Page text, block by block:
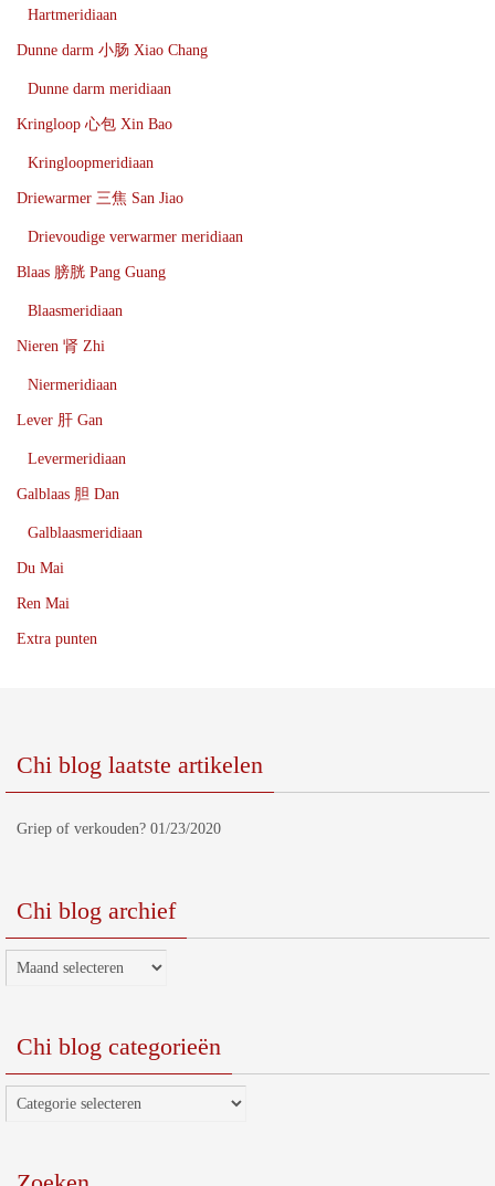
Hartmeridiaan
Dunne darm 小肠 Xiao Chang
Dunne darm meridiaan
Kringloop 心包 Xin Bao
Kringloopmeridiaan
Driewarmer 三焦 San Jiao
Drievoudige verwarmer meridiaan
Blaas 膀胱 Pang Guang
Blaasmeridiaan
Nieren 肾 Zhi
Niermeridiaan
Lever 肝 Gan
Levermeridiaan
Galblaas 胆 Dan
Galblaasmeridiaan
Du Mai
Ren Mai
Extra punten
Chi blog laatste artikelen
Griep of verkouden? 01/23/2020
Chi blog archief
Chi
blog
Chi blog categorieën
Chi
blog